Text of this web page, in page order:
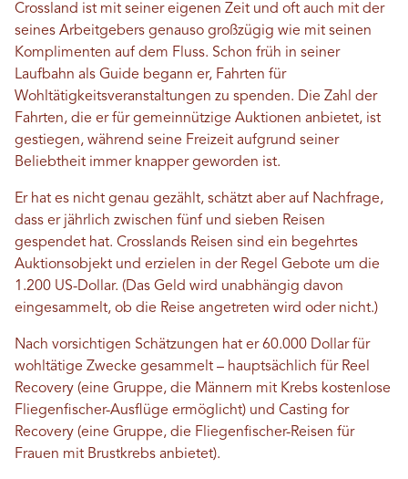
Crossland ist mit seiner eigenen Zeit und oft auch mit der
seines Arbeitgebers genauso großzügig wie mit seinen
Komplimenten auf dem Fluss. Schon früh in seiner
Laufbahn als Guide begann er, Fahrten für
Wohltätigkeitsveranstaltungen zu spenden. Die Zahl der
Fahrten, die er für gemeinnützige Auktionen anbietet, ist
gestiegen, während seine Freizeit aufgrund seiner
Beliebtheit immer knapper geworden ist.
Er hat es nicht genau gezählt, schätzt aber auf Nachfrage,
dass er jährlich zwischen fünf und sieben Reisen
gespendet hat. Crosslands Reisen sind ein begehrtes
Auktionsobjekt und erzielen in der Regel Gebote um die
1.200 US-Dollar. (Das Geld wird unabhängig davon
eingesammelt, ob die Reise angetreten wird oder nicht.)
Nach vorsichtigen Schätzungen hat er 60.000 Dollar für
wohltätige Zwecke gesammelt – hauptsächlich für Reel
Recovery (eine Gruppe, die Männern mit Krebs kostenlose
Fliegenfischer-Ausflüge ermöglicht) und Casting for
Recovery (eine Gruppe, die Fliegenfischer-Reisen für
Frauen mit Brustkrebs anbietet).